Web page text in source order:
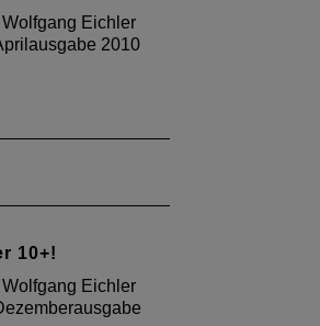
Eichler
2010
10+!
Eichler